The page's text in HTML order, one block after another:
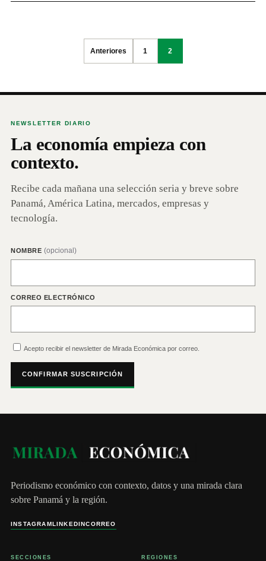
Anteriores 1 2
NEWSLETTER DIARIO
La economía empieza con
contexto.
Recibe cada mañana una selección seria y breve sobre
Panamá, América Latina, mercados, empresas y
tecnología.
NOMBRE (opcional)
CORREO ELECTRÓNICO
Acepto recibir el newsletter de Mirada Económica por correo.
CONFIRMAR SUSCRIPCIÓN
Periodismo económico con contexto, datos y una mirada clara
sobre Panamá y la región.
INSTAGRAMLINKEDINCORREO
SECCIONES REGIONES